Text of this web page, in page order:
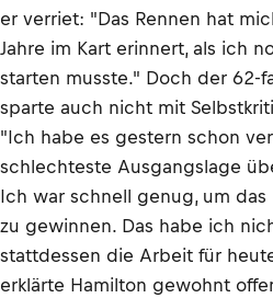
er verriet: "Das Rennen hat
Jahre im Kart erinnert, als ich
starten musste." Doch der 62-
sparte auch nicht mit
"Ich habe es gestern schon
schlechteste Ausgangslage
Ich war schnell genug, um das
zu gewinnen. Das habe ich
stattdessen die Arbeit für
erklärte Hamilton gewohnt